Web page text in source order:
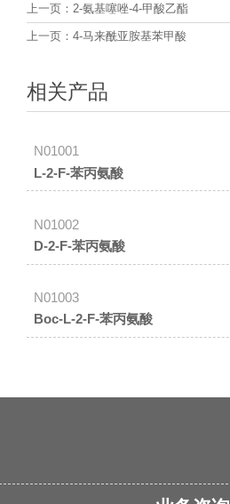
上一页： 2-氨基噻唑-4-甲酸乙酯
上一页： 4-马来酰亚胺基苯甲酸
相关产品
N01001
L-2-F-苯丙氨酸
N01002
D-2-F-苯丙氨酸
N01003
Boc-L-2-F-苯丙氨酸